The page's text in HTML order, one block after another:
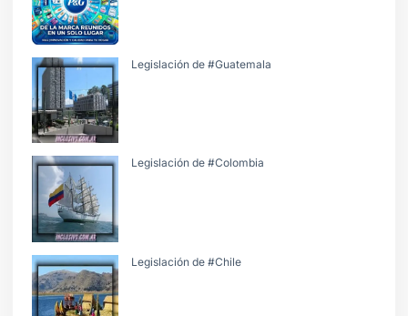
Legislación de #Guatemala
Legislación de #Colombia
Legislación de #Chile